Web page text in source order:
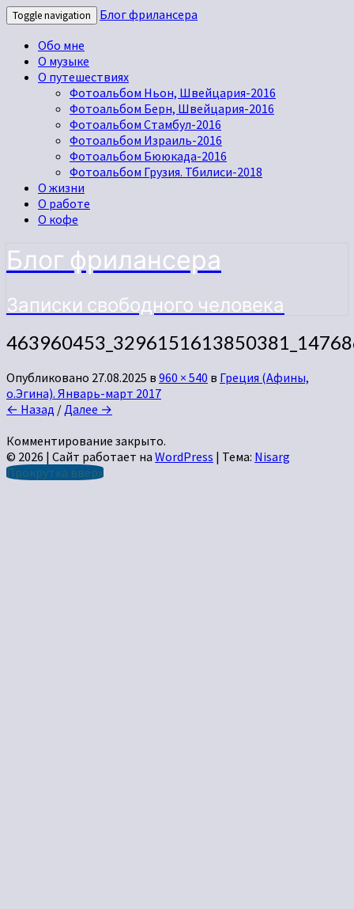
Toggle navigation
Блог фрилансера
Обо мне
О музыке
О путешествиях
Фотоальбом Ньон, Швейцария-2016
Фотоальбом Берн, Швейцария-2016
Фотоальбом Стамбул-2016
Фотоальбом Израиль-2016
Фотоальбом Бююкада-2016
Фотоальбом Грузия. Тбилиси-2018
О жизни
О работе
О кофе
Блог фрилансера
Записки свободного человека
Опубликовано 27.08.2025 в 960 × 540 в Греция (Афины,
о.Эгина). Январь-март 2017
← Назад /Далее →
Комментирование закрыто.
© 2026 | Сайт работает на WordPress | Тема: Nisarg
Прокрутка вверх